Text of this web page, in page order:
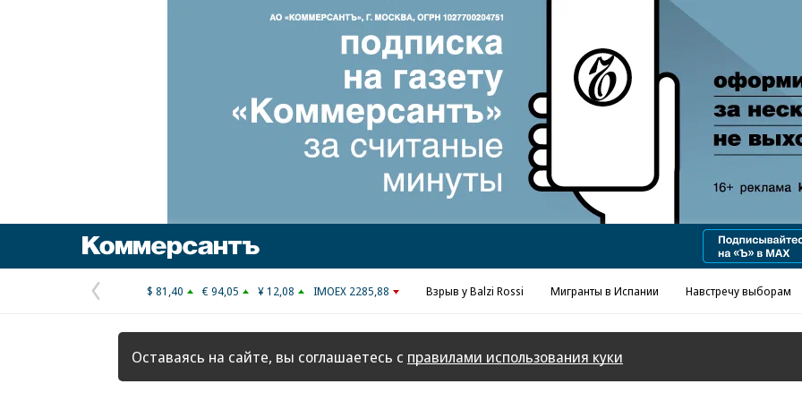
Реклама в «Ъ» www.kommersant.ru/ad
Предыдущая
страница
$ 81,40 € 94,05 ¥ 12,08 IMOEX 2285,88 Взрыв у Balzi Rossi Мигранты в Испании Навстречу выборам
Оставаясь на сайте, вы соглашаетесь с правилами использования куки